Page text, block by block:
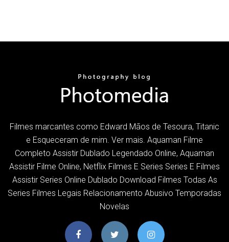
Filmes marcantes como Edward Mãos de Tesoura, Titanic
e Esqueceram de mim. Ver mais. Aquaman Filme
Completo Assistir Dublado Legendado Online, Aquaman
Assistir Filme Online, Netflix Filmes E Series Series E Filmes
Assistir Series Online Dublado Download Filmes Todas As
Series Filmes Legais Relacionamento Abusivo Temporadas
Novelas